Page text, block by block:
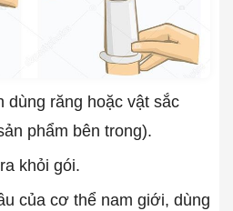
dùng răng hoặc vật sắc
phẩm bên trong).
khỏi gói.
của cơ thể nam giới, dùng